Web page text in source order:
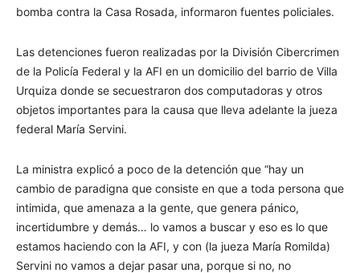
bomba contra la Casa Rosada, informaron fuentes policiales.
Las detenciones fueron realizadas por la División Cibercrimen
de la Policía Federal y la AFI en un domicilio del barrio de Villa
Urquiza donde se secuestraron dos computadoras y otros
objetos importantes para la causa que lleva adelante la jueza
federal María Servini.
La ministra explicó a poco de la detención que “hay un
cambio de paradigna que consiste en que a toda persona que
intimida, que amenaza a la gente, que genera pánico,
incertidumbre y demás… lo vamos a buscar y eso es lo que
estamos haciendo con la AFI, y con (la jueza María Romilda)
Servini no vamos a dejar pasar una, porque si no, no